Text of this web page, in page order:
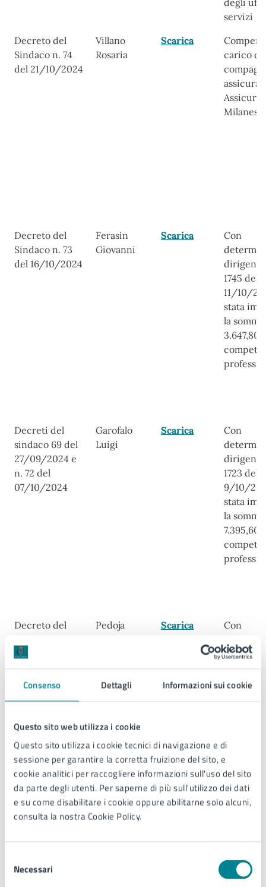
Consenso Dettagli Informazioni sui cookie
Questo sito web utilizza i cookie
Questo sito utilizza i cookie tecnici di navigazione e di
sessione per garantire la corretta fruizione del sito, e
cookie analitici per raccogliere informazioni sull'uso del sito
da parte degli utenti. Per saperne di più sull'utilizzo dei dati
e su come disabilitare i cookie oppure abilitarne solo alcuni,
consulta la nostra Cookie Policy.
delNecessari
degli
servizi
Decreto del
Sindaco n. 74
del 21/10/2024
Villano
Rosaria
Scarica
carico
Milanese
Decreto del
Sindaco n. 73
del 16/10/2024
Ferasin
Giovanni
Scarica
Con
1745 del
11/10/
stata
la
3.647,80
Decreti del
sindaco 69 del
27/09/2024 e
n. 72 del
07/10/2024
Garofalo
Luigi
Scarica
Con
1723 del
9/10/
stata
la
7.395,60
Decreto del
del 27/09/2024
Pedoja
Scarica
Con
stata
Decreto del
Forza
1665/
stata